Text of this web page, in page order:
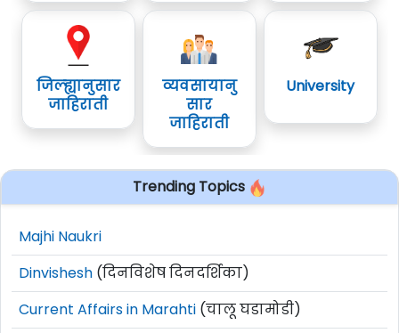
जिल्ह्यानुसार
जाहिराती
व्यवसायानु
सार
जाहिराती
University
Trending Topics
Majhi Naukri
Dinvishesh (दिनविशेष दिनदर्शिका)
Current Affairs in Marahti (चालू घडामोडी)